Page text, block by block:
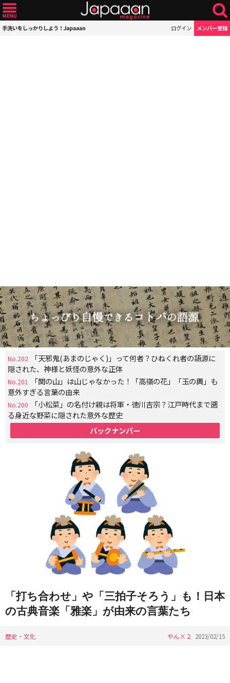
手洗いをしっかりしよう！Japaaan ログイン メンバー登録
No.202
「天邪鬼(あまのじゃく)」って何者？ひねくれ者の語源に
隠された、神様と妖怪の意外な正体
No.201
「関の山」は山じゃなかった！「高嶺の花」「玉の輿」も
意外すぎる言葉の由来
No.200
「小松菜」の名付け親は将軍・徳川吉宗？江戸時代まで遡
る身近な野菜に隠された意外な歴史
バックナンバー
「打ち合わせ」や「三拍子そろう」も！日本
の古典音楽「雅楽」が由来の言葉たち
歴史・文化 やん×２ 2023/02/15